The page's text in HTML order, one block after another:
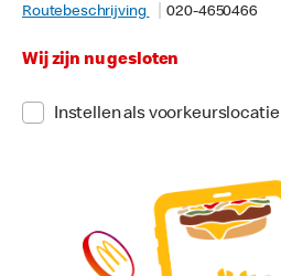
Routebeschrijving
020-4650466
Wij zijn nu gesloten
Instellen als voorkeurslocatie